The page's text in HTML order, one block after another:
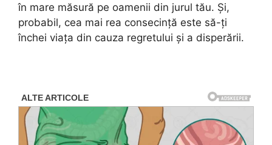
în mare măsură pe oamenii din jurul tău. Și,
probabil, cea mai rea consecință este să-ți
închei viața din cauza regretului și a disperării.